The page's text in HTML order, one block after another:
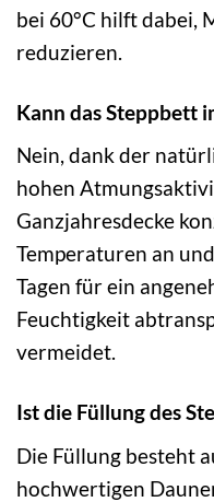
bei 60°C hilft dabei,
reduzieren.
Kann das Steppbett
Nein, dank der
hohen
Ganzjahresdecke
Temperaturen an
Tagen für ein
Feuchtigkeit
vermeidet.
Ist die Füllung des
Die Füllung besteht
hochwertigen